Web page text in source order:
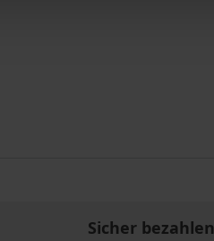
Sicher bezahlen